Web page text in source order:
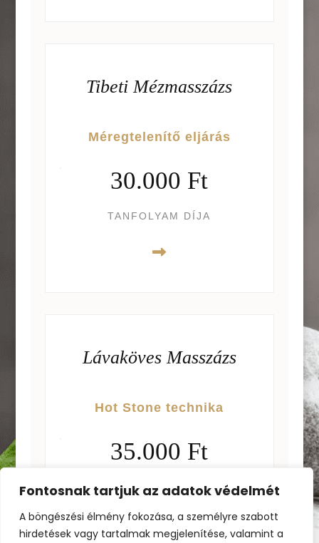
Fontosnak tartjuk az adatok védelmét
A böngészési élmény fokozása, a személyre szabott
hirdetések vagy tartalmak megjelenítése, valamint a
Tibeti Mézmasszázs
Méregtelenítő eljárás
30.000 Ft
TANFOLYAM DÍJA
Lávaköves Masszázs
Hot Stone technika
35.000 Ft
TANFOLYAM DÍJA